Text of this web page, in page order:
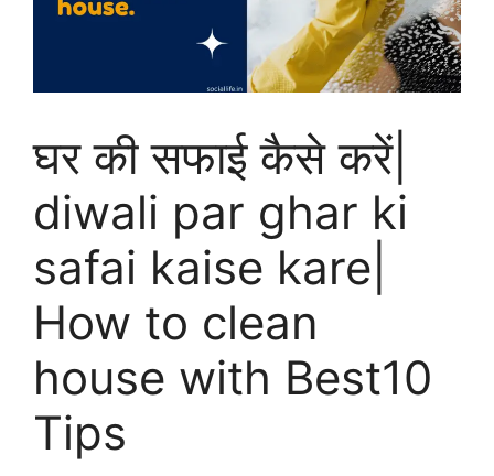
घर की सफाई कैसे करें|
diwali par ghar ki
safai kaise kare|
How to clean
house with Best10
Tips